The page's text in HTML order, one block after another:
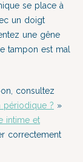
se place à
un doigt
une gêne
tampon est mal
consultez
périodique ? »
intime et
correctement